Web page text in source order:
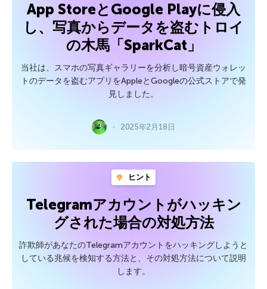
App StoreとGoogle Playに侵入
し、写真からデータを盗むトロイ
の木馬「SparkCat」
当社は、スマホの写真ギャラリーを分析し暗号資産ウォレッ
トのデータを盗むアプリをAppleとGoogleの公式ストアで発
見しました。
2025年2月18日
ヒント
Telegramアカウントがハッキン
グされた場合の対処方法
詐欺師があなたのTelegramアカウントをハッキングしようと
している兆候を検知する方法と、その対処方法について説明
します。